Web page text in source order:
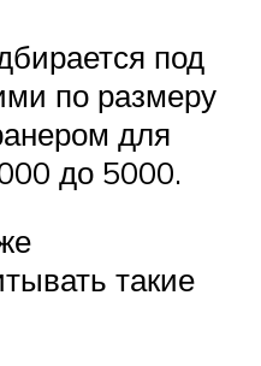
под
по размеру
для
до 5000.
такие